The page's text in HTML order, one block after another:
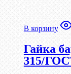
В корзину
Гайка
315/